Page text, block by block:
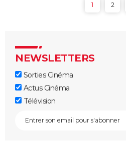
1 2
NEWSLETTERS
Sorties Cinéma
Actus Cinéma
Télévision